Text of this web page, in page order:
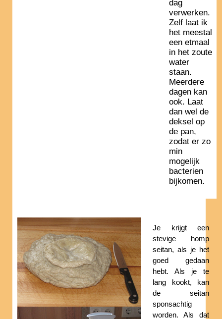
dag
verwerken.
Zelf laat ik
het meestal
een etmaal
in het zoute
water
staan.
Meerdere
dagen kan
ook. Laat
dan wel de
deksel op
de pan,
zodat er zo
min
mogelijk
bacterien
bijkomen.
Je krijgt een
stevige homp
seitan, als je het
goed gedaan
hebt. Als je te
lang kookt, kan
de seitan
sponsachtig
worden. Als dat